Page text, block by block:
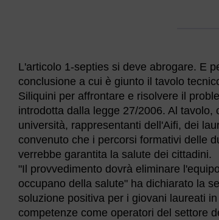
L'articolo 1-septies si deve abrogare. E
conclusione a cui è giunto il tavolo
Siliquini per affrontare e risolvere il
introdotta dalla legge 27/2006. Al
università, rappresentanti dell'Aifi, dei
convenuto che i percorsi formativi delle
verrebbe garantita la salute dei cittadini.
"Il provvedimento dovrà eliminare
occupano della salute" ha dichiarato la
soluzione positiva per i giovani laureati
competenze come operatori del settore